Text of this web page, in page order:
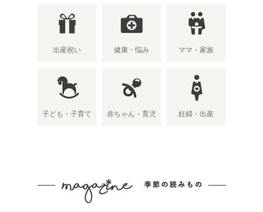
出産祝い 健康・悩み ママ・家族
子ども・子育て 赤ちゃん・育児 妊婦・出産